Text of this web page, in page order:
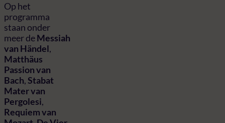
Op het
programma
staan onder
meer deMessiah
van Händel,
Matthäus
Passion van
Bach,Stabat
Mater van
Pergolesi,
Requiem van